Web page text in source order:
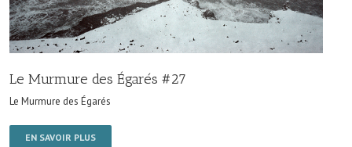
Le Murmure des Égarés #27
Le Murmure des Égarés
EN SAVOIR PLUS